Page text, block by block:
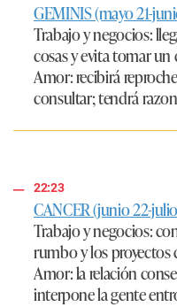
GEMINIS (mayo 21-
Trabajo y negocios:
cosas y evita tomar
Amor:recibirá
consultar; tendrá
22:23
CANCER (junio 22-
Trabajo y negocios:
rumbo y los proyectos
Amor:la relación
interpone la gente